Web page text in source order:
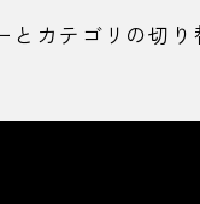
カテゴリの切り